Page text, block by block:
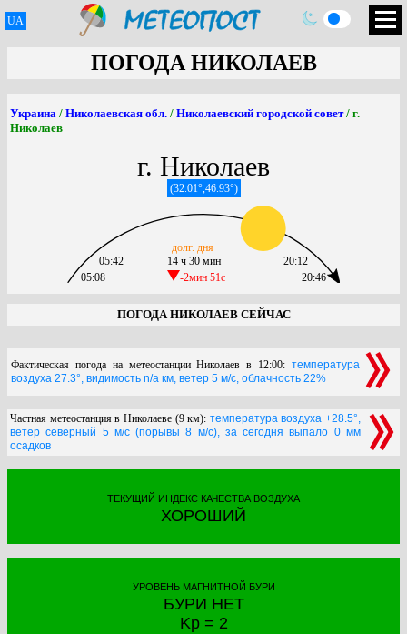
UA
ПОГОДА НИКОЛАЕВ
Украина / Николаевская обл. / Николаевский городской совет/ г.
Николаев
г. Николаев
(32.01°,46.93°)
05:08
05:42
14 ч 30 мин
-2мин 51c
долг. дня
20:46
20:12
ПОГОДА НИКОЛАЕВ СЕЙЧАС
Фактическая погода на метеостанции Николаев в 12:00: температура
воздуха 27.3°, видимость n/a км, ветер 5 м/с, облачность 22%
Частная метеостанция в Николаеве (9 км): температура воздуха +28.5°,
ветер северный 5 м/с (порывы 8 м/с), за сегодня выпало 0 мм
осадков
ТЕКУЩИЙ ИНДЕКС КАЧЕСТВА ВОЗДУХА
ХОРОШИЙ
УРОВЕНЬ МАГНИТНОЙ БУРИ
БУРИ НЕТ
Kp = 2